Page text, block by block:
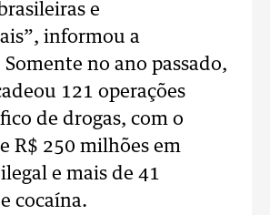
e
informou a
no ano passado,
121 operações
de drogas, com o
R$ 250 milhões em
e mais de 41
cocaína.